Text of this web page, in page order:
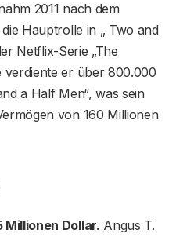
2011 nach dem
Hauptrolle in „ Two and
Netflix-Serie „The
verdiente er über 800.000
a Half Men“, was sein
von 160 Millionen
Millionen Dollar. Angus T.